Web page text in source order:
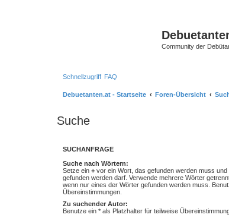
Community der
Schnellzugriff FAQ
Debuetanten.at - Startseite Foren-Übersicht
Suche
SUCHANFRAGE
Suche nach Wörtern:
Setze ein + vor ein Wort, das gefunden werden muss und
gefunden werden darf. Verwende mehrere Wörter
wenn nur eines der Wörter gefunden werden muss.
Übereinstimmungen.
Zu suchender Autor:
Benutze ein * als Platzhalter für teilweise